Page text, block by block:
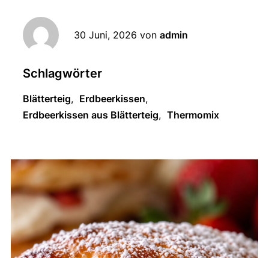
30 Juni, 2026 von admin
Schlagwörter
Blätterteig, Erdbeerkissen,
Erdbeerkissen aus Blätterteig, Thermomix